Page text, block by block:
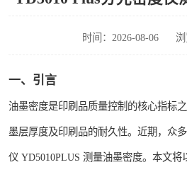
时间：2026-08-06
一、引言
油墨密度是印刷品质量控制的核心指标
墨层厚度及印刷品的耐久性。近期，众
仪 YD5010PLUS 测量油墨密度。本文
雾度透过率仪
色差仪维修
炉温仪维修